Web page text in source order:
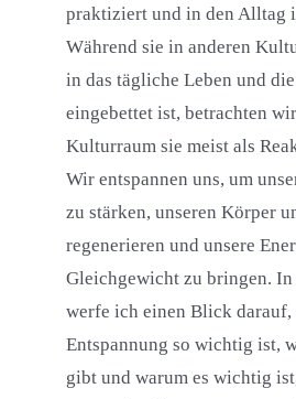
praktiziert und in den Alltag
Während sie in anderen
in das tägliche Leben und
eingebettet ist, betrachten
Kulturraum sie meist als
Wir entspannen uns, um
zu stärken, unseren Körper
regenerieren und unsere
Gleichgewicht zu bringen. In
werfe ich einen Blick darauf,
Entspannung so wichtig ist,
gibt und warum es wichtig